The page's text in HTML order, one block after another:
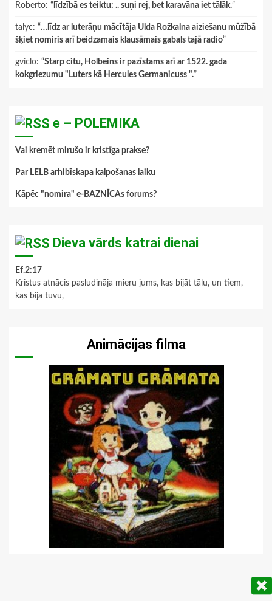
Roberto: “ līdzībā es teiktu: .. suņi rej, bet karavāna iet tālāk.”
talyc: “…līdz ar luterāņu mācītāja Ulda Rožkalna aiziešanu mūžībā
šķiet nomiris arī beidzamais klausāmais gabals tajā radio”
gviclo: “Starp citu, Holbeins ir pazīstams arī ar 1522. gada
kokgriezumu "Luters kā Hercules Germanicuss ".”
e – POLEMIKA
Vai kremēt mirušo ir kristīga prakse?
Par LELB arhibīskapa kalpošanas laiku
Kāpēc "nomira" e-BAZNĪCAs forums?
Dieva vārds katrai dienai
Ef.2:17
Kristus atnācis pasludināja mieru jums, kas bijāt tālu, un tiem,
kas bija tuvu,
Animācijas filma